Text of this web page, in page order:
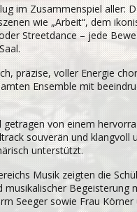
im Zusammenspiel aller:
wie „Arbeit“, dem
Streetdance – jede
präzise, voller Energie
Ensemble mit
getragen von einem
souverän und
unterstützt.
Musik zeigten die
musikalischer Begeisterung
Seeger sowie Frau Körner